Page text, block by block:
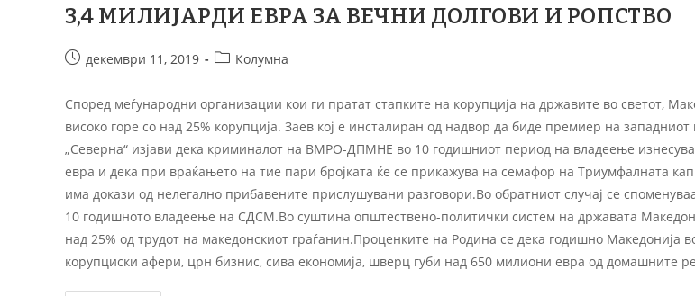
3,4 МИЛИЈАРДИ ЕВРА ЗА ВЕЧНИ ДОЛГОВИ И РОПСТВО
декември 11, 2019 Колумна
Според меѓународни организации кои ги пратат стапките на корупција на државите во светот,
високо горе со над 25% корупција. Заев кој е инсталиран од надвор да биде премиер на
„Северна“ изјави дека криминалот на ВМРО-ДПМНЕ во 10 годишниот период на владеење
евра и дека при враќањето на тие пари бројката ќе се прикажува на семафор на Триумфалната
има докази од нелегално прибавените прислушувани разговори.Во обратниот случај се
10 годишното владеење на СДСМ.Во суштина општествено-политички систем на државата
над 25% од трудот на македонскиот граѓанин.Проценките на Родина се дека годишно Македонија
корупциски афери, црн бизнис, сива економија, шверц губи над 650 милиони евра од домашните